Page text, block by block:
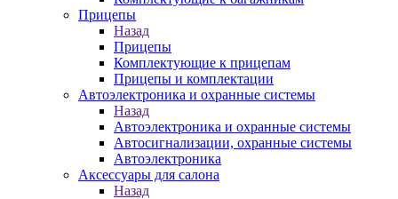
Прицепы
Назад
Прицепы
Комплектующие к прицепам
Прицепы и комплектации
Автоэлектроника и охранные системы
Назад
Автоэлектроника и охранные системы
Автосигнализации, охранные системы
Автоэлектроника
Аксессуары для салона
Назад